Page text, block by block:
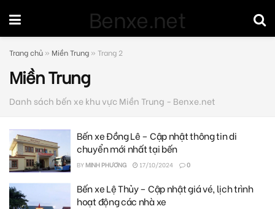
Benxe.net
Trang chủ » Miền Trung » Trang 2
Miền Trung
Danh sách bến xe khu vực Miền Trung - Benxe.net
Bến xe Đồng Lê – Cập nhật thông tin di
chuyển mới nhất tại bến
BYMINH PHƯƠNG 17/10/2024 0
Bến xe Lệ Thủy – Cập nhật giá vé, lịch trình
hoạt động các nhà xe